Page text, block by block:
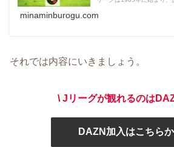
minaminburogu.com
それでは内容にいきましょう。
\ Jリーグが観れるのは
DAZN加入はこちらか